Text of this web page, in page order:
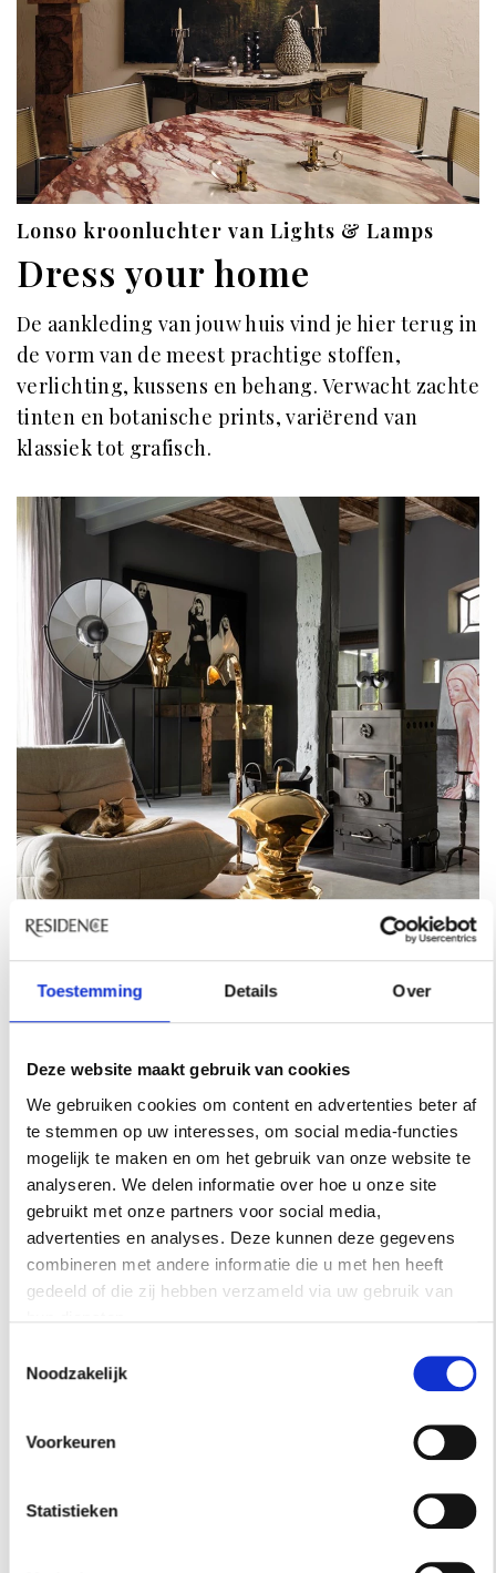
Toestemming Details Over
Deze website maakt gebruik van cookies
We gebruiken cookies om content en advertenties beter af
te stemmen op uw interesses, om social media-functies
mogelijk te maken en om het gebruik van onze website te
analyseren. We delen informatie over hoe u onze site
gebruikt met onze partners voor social media,
advertenties en analyses. Deze kunnen deze gegevens
combineren met andere informatie die u met hen heeft
gedeeld of die zij hebben verzameld via uw gebruik van
Noodzakelijk
Voorkeuren
Statistieken
Lonso kroonluchter van Lights & Lamps
Dress your home
De aankleding van jouw huis vind je hier terug in
de vorm van de meest prachtige stoffen,
verlichting, kussens en behang. Verwacht zachte
tinten en botanische prints, variërend van
klassiek tot grafisch.
Fotografie: Eddy Wenting
Stijlfiguur
Judith Wiersema, bekend als beeldhouwer en
'vrouw van de benen' beweegt steeds meer
richting interieur. In haar oude boerderij
glinsteren de gouden meubelstukken en
kunstobjecten in je ooghoeken.
Neem een jaarabonnement
opResidenceénTraveller
geurset van Molton
Brown!
nieuwste trends in interieur, design, kunst en